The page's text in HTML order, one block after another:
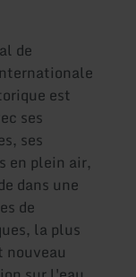
de
est
ses
ses
en plein air,
dans une
de
la plus